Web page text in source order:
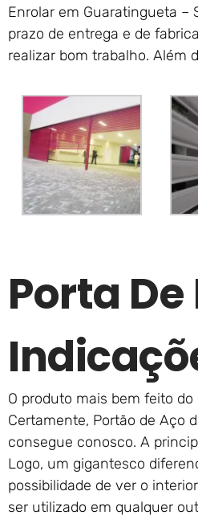
Enrolar em Guaratingueta –
prazo de entrega e de
realizar bom trabalho. Além
Porta
O produto mais bem feito
Certamente, Portão de Aço
consegue conosco. A
Logo, um gigantesco
possibilidade de ver o
ser utilizado em qualquer